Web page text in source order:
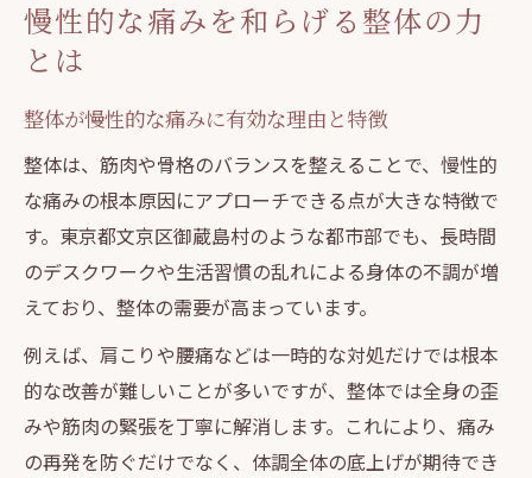
慢性的な痛みを和らげる整体の力
とは
整体が慢性的な痛みに有効な理由と特徴
整体は、筋肉や骨格のバランスを整えることで、慢性的
な痛みの根本原因にアプローチできる点が大きな特徴で
す。東京都文京区御蔵島村のような都市部でも、長時間
のデスクワークや生活習慣の乱れによる身体の不調が増
えており、整体の需要が高まっています。
例えば、肩こりや腰痛などは一時的な対処だけでは根本
的な改善が難しいことが多いですが、整体では全身の歪
みや筋肉の緊張を丁寧に解消します。これにより、痛み
の再発を防ぐだけでなく、体調全体の底上げが期待でき